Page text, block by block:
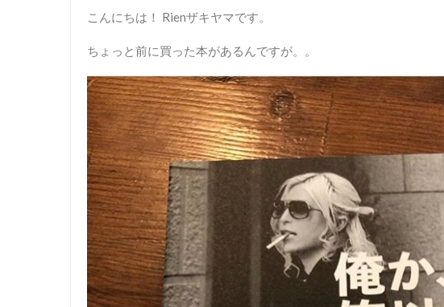
こんにちは！ Rienザキヤマです。
ちょっと前に買った本があるんですが。。